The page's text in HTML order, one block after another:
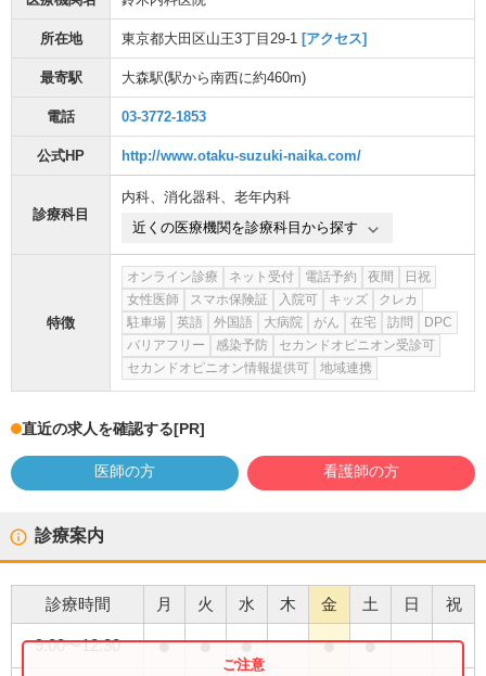
所在地 東京都大田区山王3丁目29-1 [アクセス]
最寄駅 大森駅(駅から南西に約460m)
電話 03-3772-1853
公式HP http://www.otaku-suzuki-naika.com/
診療科目
内科、 消化器科、 老年内科
近くの医療機関を診療科目から探す
特徴
オンライン診療 ネット受付 電話予約 夜間
日祝
女性医師
スマホ保険証 入院可 キッズ
クレカ
駐車場
英語 外国語 大病院 がん 在宅 訪問
DPC
バリアフリー
感染予防
セカンドオピニオン受診可
セカンドオピニオン情報提供可
地域連携
直近の求人を確認する[PR]
医師の方 看護師の方
診療案内
診療時間 月 火 水 木 金 土 日 祝
9:00〜12:30 ● ● ● ● ●